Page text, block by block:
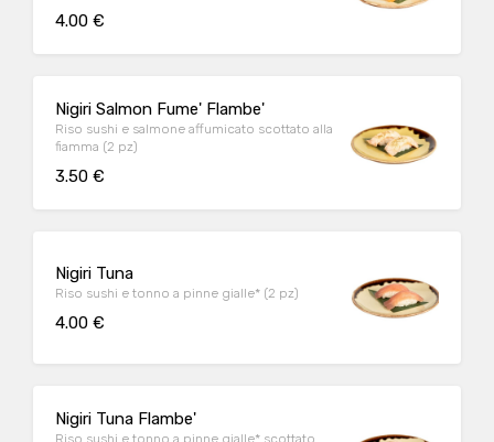
4.00 €
Nigiri Salmon Fume' Flambe'
Riso sushi e salmone affumicato scottato alla
fiamma (2 pz)
3.50 €
Nigiri Tuna
Riso sushi e tonno a pinne gialle* (2 pz)
4.00 €
Nigiri Tuna Flambe'
Riso sushi e tonno a pinne gialle* scottato